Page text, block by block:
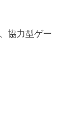
協力型ゲー